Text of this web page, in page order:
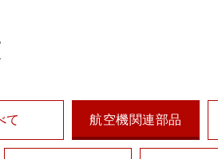
て 航空機関連部品